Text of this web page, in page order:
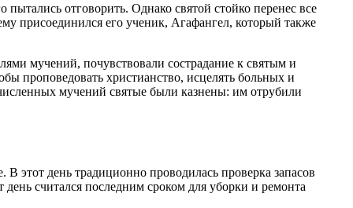
отговорить. Однако святой стойко перенес все
присоединился его ученик, Агафангел, который также
мучений, почувствовали сострадание к святым и
проповедовать христианство, исцелять больных и
мучений святые были казнены: им отрубили
этот день традиционно проводилась проверка запасов
день считался последним сроком для уборки и ремонта